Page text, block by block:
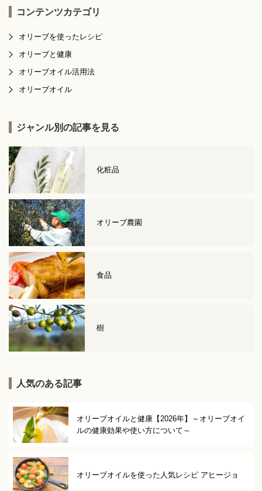
コンテンツカテゴリ
オリーブを使ったレシピ
オリーブと健康
オリーブオイル活用法
オリーブオイル
ジャンル別の記事を見る
化粧品
オリーブ農園
食品
樹
人気のある記事
オリーブオイルと健康【2026年】～オリーブオイ
ルの健康効果や使い方について～
オリーブオイルを使った人気レシピ アヒージョ